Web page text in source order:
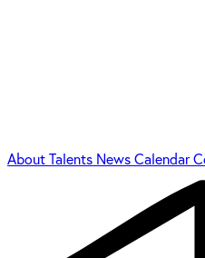
AboutTalents NewsCalendar